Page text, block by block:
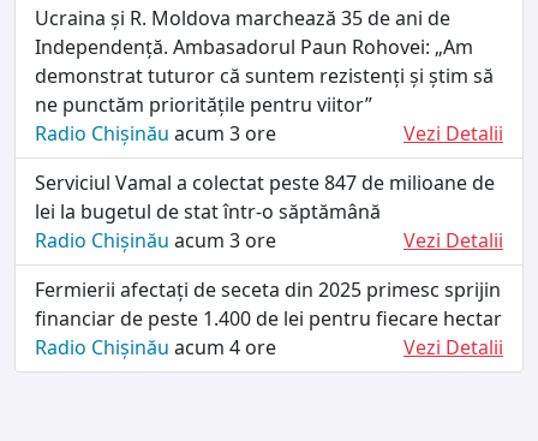
Ucraina și R. Moldova marchează 35 de ani de
Independență. Ambasadorul Paun Rohovei: „Am
demonstrat tuturor că suntem rezistenți și știm să
ne punctăm prioritățile pentru viitor”
Radio Chișinău acum 3 ore
Vezi Detalii
Serviciul Vamal a colectat peste 847 de milioane de
lei la bugetul de stat într-o săptămână
Radio Chișinău acum 3 ore
Vezi Detalii
Fermierii afectați de seceta din 2025 primesc sprijin
financiar de peste 1.400 de lei pentru fiecare hectar
Radio Chișinău acum 4 ore Vezi Detalii